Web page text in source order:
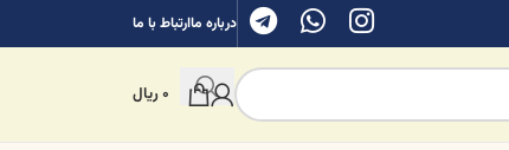
درباره ماارتباط با ما
0ریال